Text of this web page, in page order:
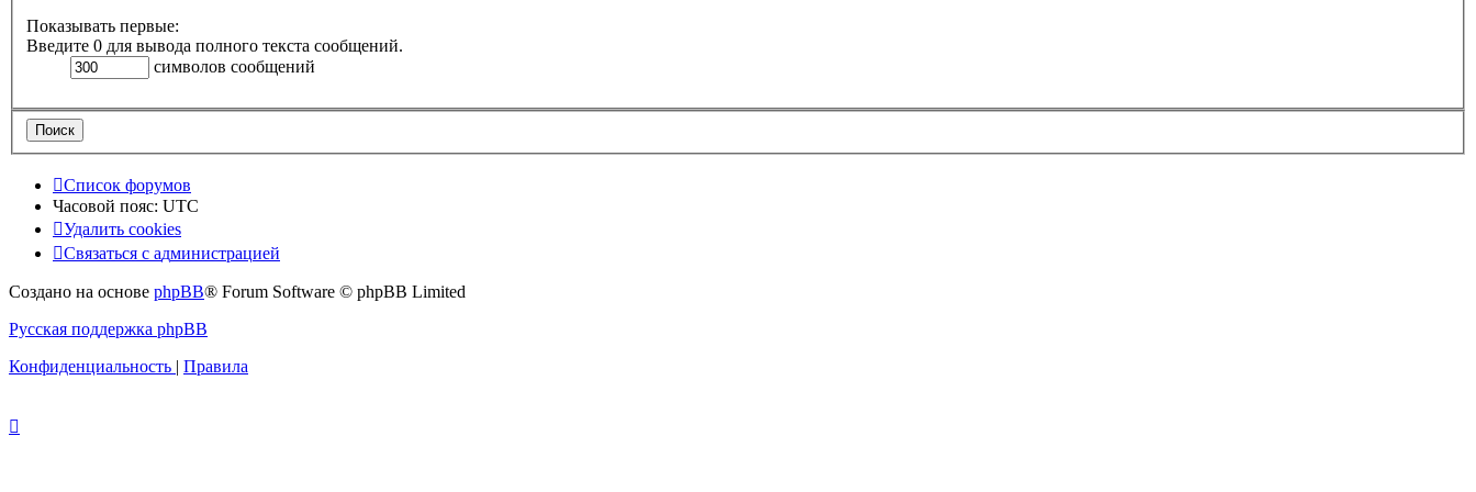
Показывать первые:
Введите 0 для вывода полного текста сообщений.
символов сообщений
Список форумов
Часовой пояс: UTC
Удалить cookies
Связаться
администрацией
Связаться с администрацией
Создано на основе phpBB® Forum Software © phpBB Limited
Русская поддержка phpBB
Конфиденциальность | Правила